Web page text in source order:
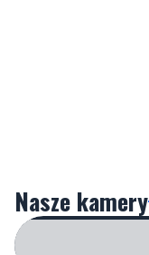
Nasze kamery